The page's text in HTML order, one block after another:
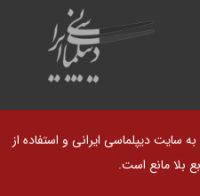
سایت دیپلماسی ایرانی و استفاده از
بلا مانع است.